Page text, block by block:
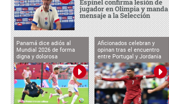
Espinel confirma lesión de
jugador en Olimpia y manda
mensaje a la Selección
Panamá dice adiós al
Mundial 2026 de forma
digna y dolorosa
Aficionados celebran y
opinan tras el encuentro
entre Portugal y Jordania